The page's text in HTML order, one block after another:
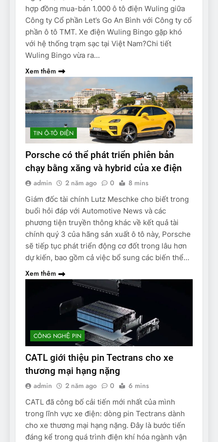
hợp đồng mua-bán 1.000 ô tô điện Wuling giữa
Công ty Cổ phần Let’s Go An Bình với Công ty cổ
phần ô tô TMT. Xe điện Wuling Bingo gặp khó
với hệ thống trạm sạc tại Việt Nam?Chi tiết
Wuling Bingo vừa ra…
Xem thêm
TIN Ô-TÔ ĐIỆN
Porsche có thể phát triển phiên bản
chạy bằng xăng và hybrid của xe điện
admin 2 năm ago 0 8 mins
Giám đốc tài chính Lutz Meschke cho biết trong
buổi hỏi đáp với Automotive News và các
phương tiện truyền thông khác về kết quả tài
chính quý 3 của hãng sản xuất ô tô này, Porsche
sẽ tiếp tục phát triển động cơ đốt trong lâu hơn
dự kiến, bao gồm cả việc bổ sung các biến thể…
Xem thêm
CÔNG NGHỆ PIN
CATL giới thiệu pin Tectrans cho xe
thương mại hạng nặng
admin 2 năm ago 0 6 mins
CATL đã công bố cải tiến mới nhất của mình
trong lĩnh vực xe điện: dòng pin Tectrans dành
cho xe thương mại hạng nặng. Đây là bước tiến
đáng kể trong quá trình điện khí hóa ngành vận